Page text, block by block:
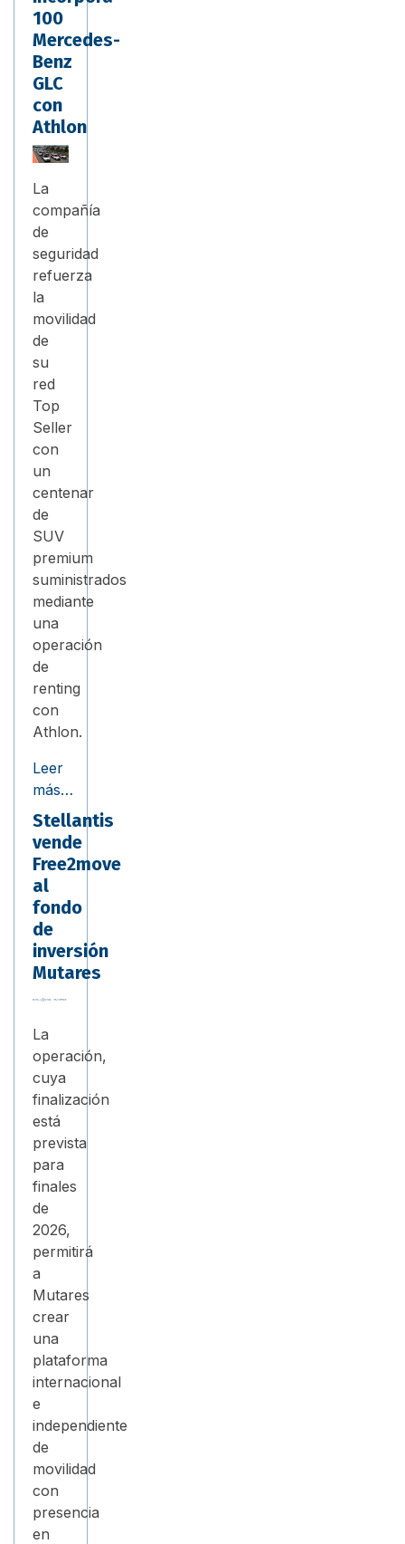
100
Mercedes-
Benz
GLC
con
Athlon
La
compañía
de
seguridad
refuerza
la
movilidad
de
su
red
Top
Seller
con
un
centenar
de
SUV
premium
suministrados
mediante
una
operación
de
renting
con
Athlon.
Leer
más…
Stellantis
vende
Free2move
al
fondo
de
inversión
Mutares
La
operación,
cuya
finalización
está
prevista
para
finales
de
2026,
permitirá
a
Mutares
crear
una
plataforma
internacional
e
independiente
de
movilidad
con
presencia
en